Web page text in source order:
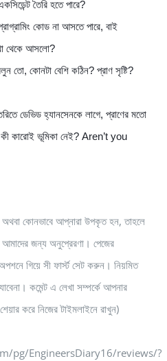
তৈরি হতে পারে?
কোড না আসতে পারে, বাই
থেকে আসলো?
তো, কোনটা বেশি কঠিন? প্রাণ সৃষ্টি?
ডেভিড হ্যানসেনকে লাগে, প্রাণের মতো
কী কারোই ভূমিকা নেই? Aren’t you
অথবা কোনভাবে আপ্নারা উপকৃত হন, তাহলে
জন্য অনুপ্রেরণা। পেজের
গিয়ে সী ফার্স্ট সেট করুন। নিয়মিত
কমেন্ট এ লেখা সম্পর্কে আপনার
করে নিজের টাইমলাইনে রাখুন)
pg/EngineersDiary16/reviews/?